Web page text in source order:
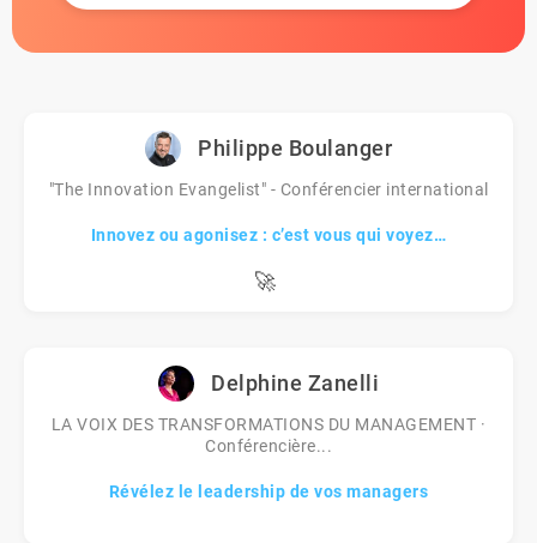
Philippe Boulanger
"The Innovation Evangelist" - Conférencier international
Innovez ou agonisez : c’est vous qui voyez…
🚀
Delphine Zanelli
LA VOIX DES TRANSFORMATIONS DU MANAGEMENT ·
Conférencière...
Révélez le leadership de vos managers